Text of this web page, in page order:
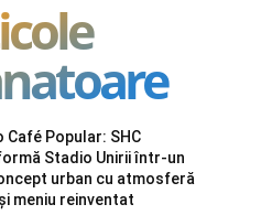
Café Popular: SHC
Stadio Unirii într-un
urban cu atmosferă
meniu reinventat